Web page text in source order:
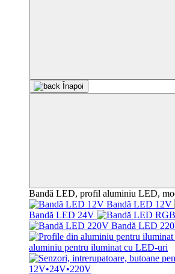
Înapoi
Bandă LED, profil aluminiu LED,
Bandă LED 12V
Bandă LED 24V
Bandă LED
aluminiu pentru iluminat cu LED-uri